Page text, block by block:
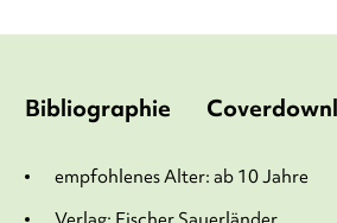
Bibliographie
empfohlenes Alter: ab 10 Jahre